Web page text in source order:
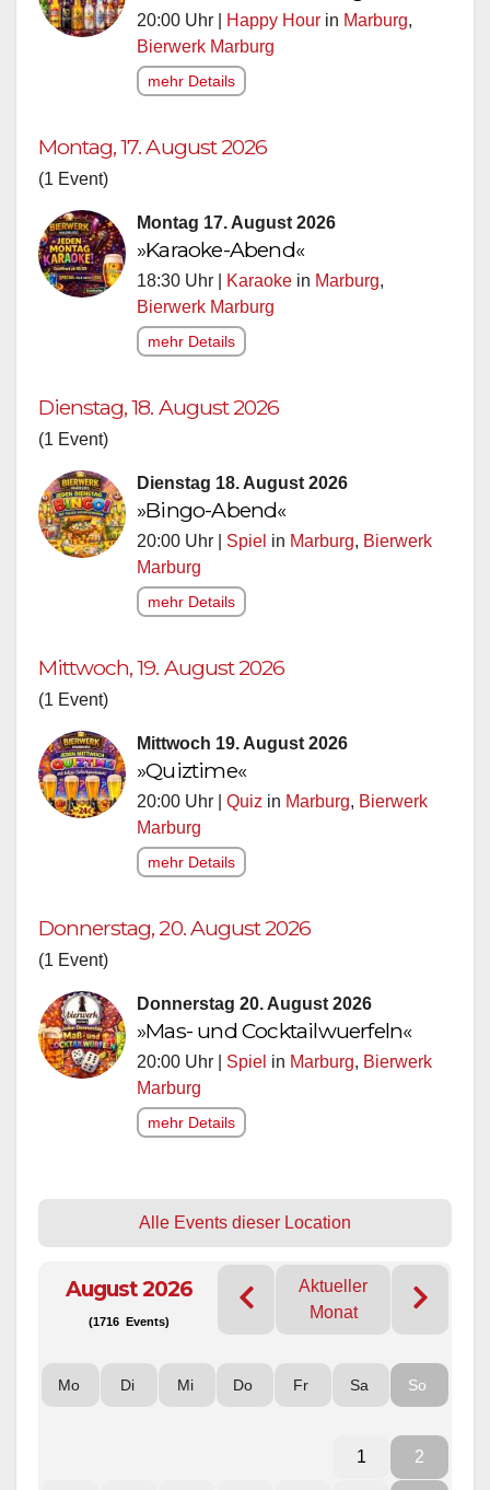
20:00 Uhr | Happy Hour in Marburg,
Bierwerk Marburg
mehr Details
Montag, 17. August 2026
(1 Event)
Montag 17. August 2026
»Karaoke-Abend«
18:30 Uhr | Karaoke in Marburg,
Bierwerk Marburg
mehr Details
Dienstag, 18. August 2026
(1 Event)
Dienstag 18. August 2026
»Bingo-Abend«
20:00 Uhr | Spiel in Marburg, Bierwerk
Marburg
mehr Details
Mittwoch, 19. August 2026
(1 Event)
Mittwoch 19. August 2026
»Quiztime«
20:00 Uhr | Quiz in Marburg, Bierwerk
Marburg
mehr Details
Donnerstag, 20. August 2026
(1 Event)
Donnerstag 20. August 2026
»Mas- und Cocktailwuerfeln«
20:00 Uhr | Spiel in Marburg, Bierwerk
Marburg
mehr Details
Alle Events dieser Location
August 2026
(1716 Events)
Aktueller
Monat
Mo Di Mi Do Fr Sa So
1 2